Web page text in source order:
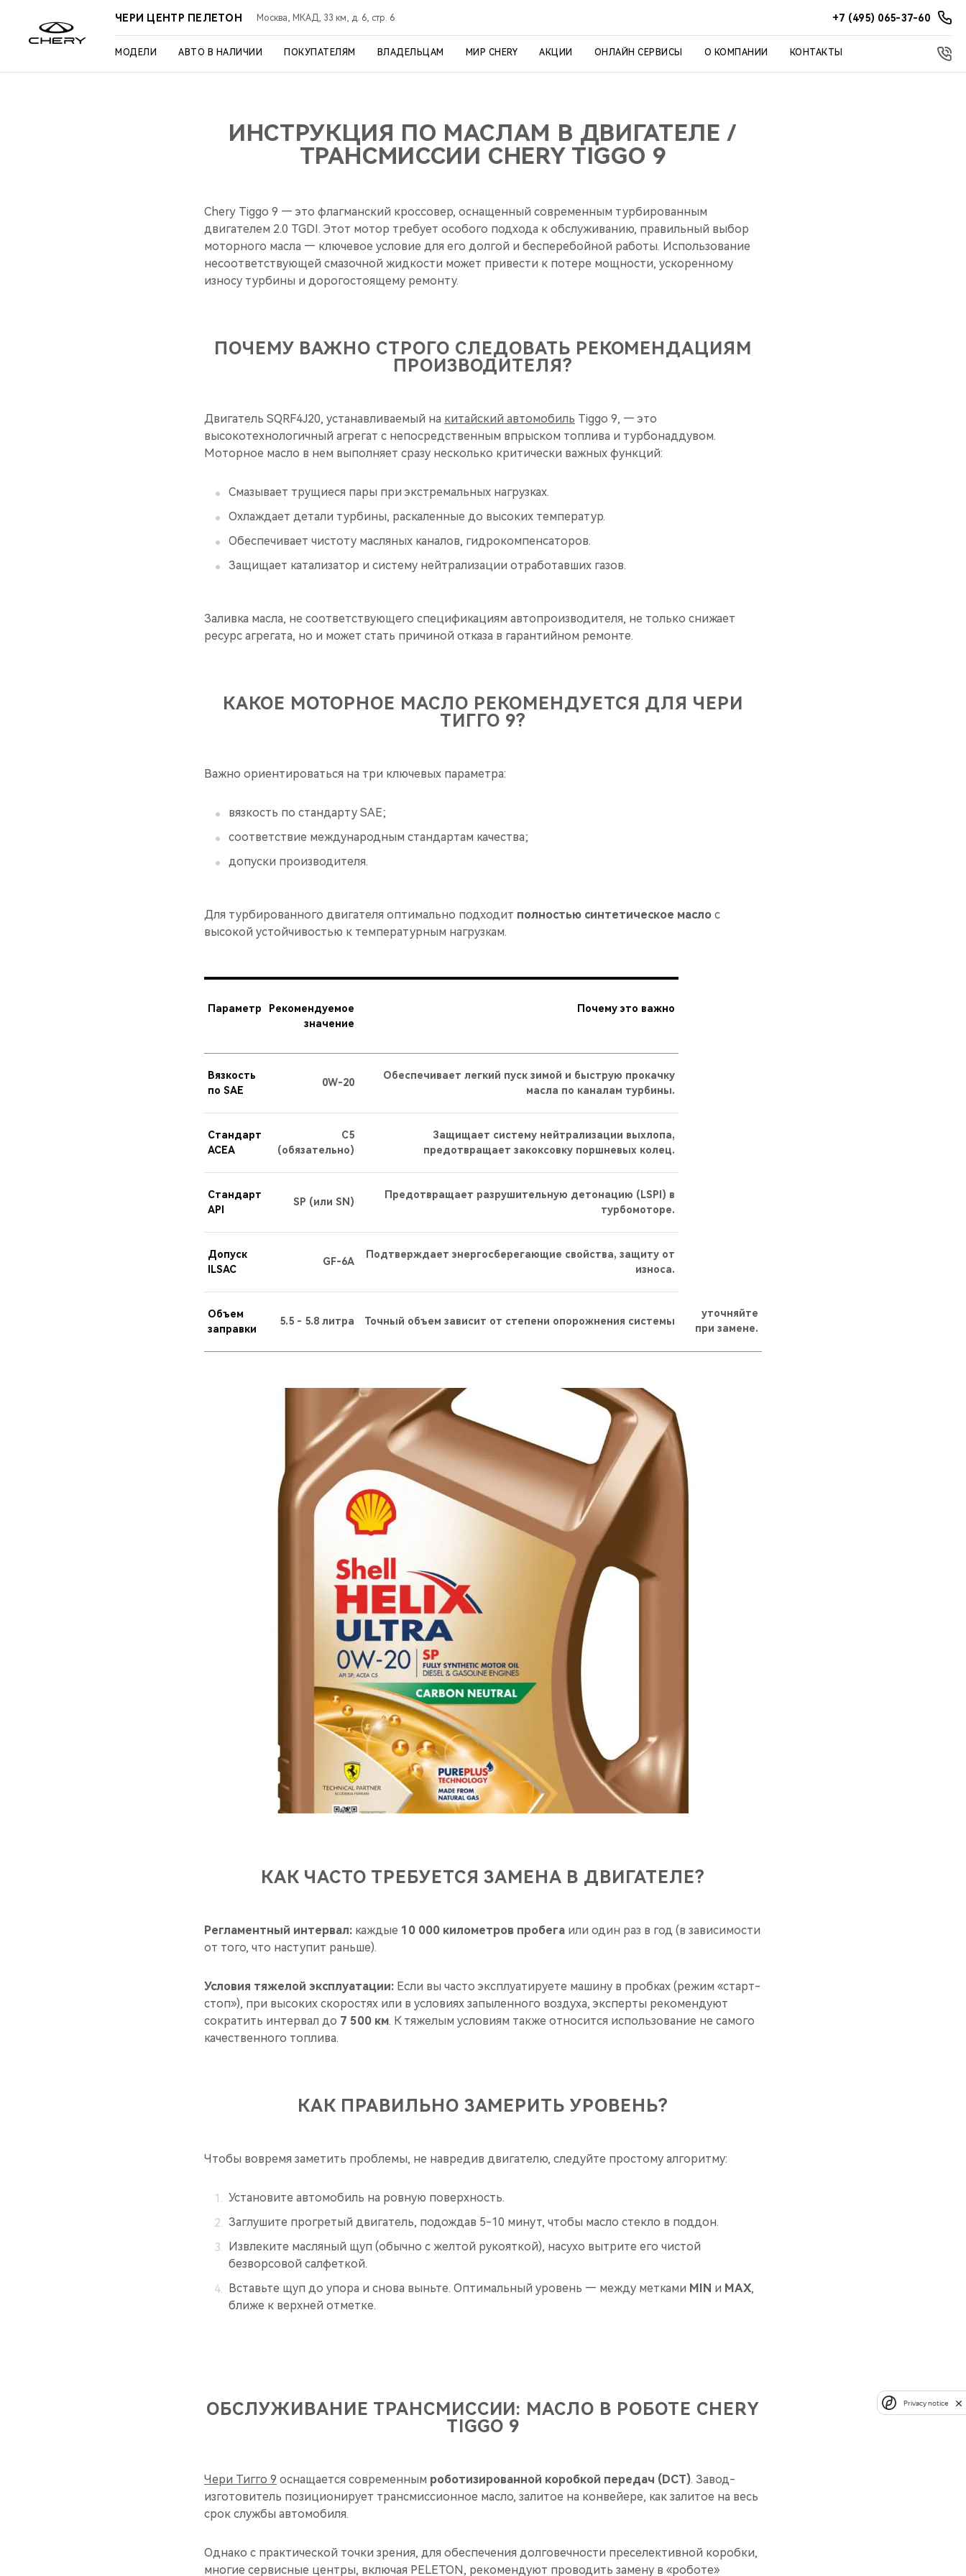
ЧЕРИ ЦЕНТР ПЕЛЕТОН Москва, МКАД, 33 км, д. 6, стр. 6 +7 (495) 065-37-60
МОДЕЛИ АВТО В НАЛИЧИИ ПОКУПАТЕЛЯМ ВЛАДЕЛЬЦАМ МИР CHERY АКЦИИ ОНЛАЙН СЕРВИСЫ О КОМПАНИИ КОНТАКТЫ
ИНСТРУКЦИЯ ПО МАСЛАМ В ДВИГАТЕЛЕ /
ТРАНСМИССИИ CHERY TIGGO 9
Chery Tiggo 9 — это флагманский кроссовер, оснащенный современным турбированным
двигателем 2.0 TGDI. Этот мотор требует особого подхода к обслуживанию, правильный выбор
моторного масла — ключевое условие для его долгой и бесперебойной работы. Использование
несоответствующей смазочной жидкости может привести к потере мощности, ускоренному
износу турбины и дорогостоящему ремонту.
ПОЧЕМУ ВАЖНО СТРОГО СЛЕДОВАТЬ РЕКОМЕНДАЦИЯМ
ПРОИЗВОДИТЕЛЯ?
Двигатель SQRF4J20, устанавливаемый на китайский автомобиль Tiggo 9, — это
высокотехнологичный агрегат с непосредственным впрыском топлива и турбонаддувом.
Моторное масло в нем выполняет сразу несколько критически важных функций:
Смазывает трущиеся пары при экстремальных нагрузках.
Охлаждает детали турбины, раскаленные до высоких температур.
Обеспечивает чистоту масляных каналов, гидрокомпенсаторов.
Защищает катализатор и систему нейтрализации отработавших газов.
Заливка масла, не соответствующего спецификациям автопроизводителя, не только снижает
ресурс агрегата, но и может стать причиной отказа в гарантийном ремонте.
КАКОЕ МОТОРНОЕ МАСЛО РЕКОМЕНДУЕТСЯ ДЛЯ ЧЕРИ
ТИГГО 9?
Важно ориентироваться на три ключевых параметра:
вязкость по стандарту SAE;
соответствие международным стандартам качества;
допуски производителя.
Для турбированного двигателя оптимально подходит полностью синтетическое масло с
высокой устойчивостью к температурным нагрузкам.
Параметр
Рекомендуемое
значение
Почему это важно
Вязкость
по SAE
0W-20
Обеспечивает легкий пуск зимой и быструю прокачку
масла по каналам турбины.
Стандарт
ACEA
C5
(обязательно)
Защищает систему нейтрализации выхлопа,
предотвращает закоксовку поршневых колец.
Стандарт
API
SP (или SN)
Предотвращает разрушительную детонацию (LSPI) в
турбомоторе.
Допуск
ILSAC
GF-6A
Подтверждает энергосберегающие свойства, защиту от
износа.
Объем
заправки
5.5 - 5.8 литра Точный объем зависит от степени опорожнения системы
уточняйте
при замене.
КАК ЧАСТО ТРЕБУЕТСЯ ЗАМЕНА В ДВИГАТЕЛЕ?
Регламентный интервал: каждые 10 000 километров пробега или один раз в год (в зависимости
от того, что наступит раньше).
Условия тяжелой эксплуатации: Если вы часто эксплуатируете машину в пробках (режим «старт-
стоп»), при высоких скоростях или в условиях запыленного воздуха, эксперты рекомендуют
сократить интервал до 7 500 км. К тяжелым условиям также относится использование не самого
качественного топлива.
КАК ПРАВИЛЬНО ЗАМЕРИТЬ УРОВЕНЬ?
Чтобы вовремя заметить проблемы, не навредив двигателю, следуйте простому алгоритму:
Установите автомобиль на ровную поверхность.
Заглушите прогретый двигатель, подождав 5-10 минут, чтобы масло стекло в поддон.
Извлеките масляный щуп (обычно с желтой рукояткой), насухо вытрите его чистой
безворсовой салфеткой.
Вставьте щуп до упора и снова выньте. Оптимальный уровень — между метками MIN и MAX,
ближе к верхней отметке.
ОБСЛУЖИВАНИЕ ТРАНСМИССИИ: МАСЛО В РОБОТЕ CHERY
TIGGO 9
Чери Тигго 9 оснащается современным роботизированной коробкой передач (DCT). Завод-
изготовитель позиционирует трансмиссионное масло, залитое на конвейере, как залитое на весь
срок службы автомобиля.
Однако с практической точки зрения, для обеспечения долговечности преселективной коробки,
многие сервисные центры, включая PELETON, рекомендуют проводить замену в «роботе»
Privacy notice